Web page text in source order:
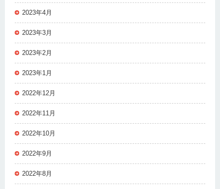
2023年4月
2023年3月
2023年2月
2023年1月
2022年12月
2022年11月
2022年10月
2022年9月
2022年8月